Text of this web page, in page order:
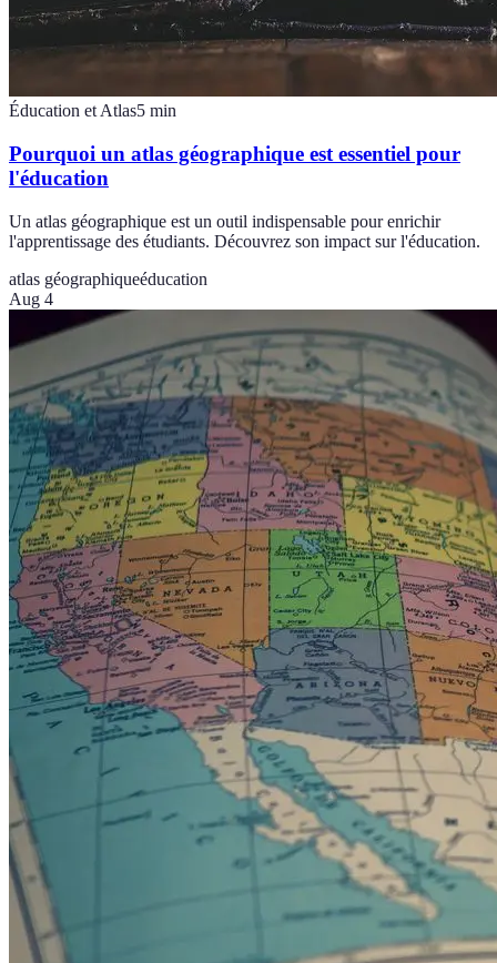
Éducation et Atlas5 min
Pourquoi un atlas géographique est essentiel pour
l'éducation
Un atlas géographique est un outil indispensable pour enrichir
l'apprentissage des étudiants. Découvrez son impact sur l'éducation.
atlas géographiqueéducation
Aug 4